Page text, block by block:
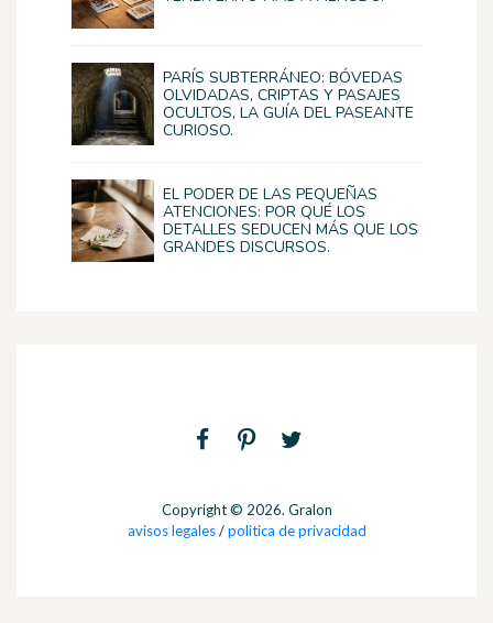
PARÍS SUBTERRÁNEO: BÓVEDAS
OLVIDADAS, CRIPTAS Y PASAJES
OCULTOS, LA GUÍA DEL PASEANTE
CURIOSO.
EL PODER DE LAS PEQUEÑAS
ATENCIONES: POR QUÉ LOS
DETALLES SEDUCEN MÁS QUE LOS
GRANDES DISCURSOS.
Copyright © 2026. Gralon
avisos legales/politica de privacidad